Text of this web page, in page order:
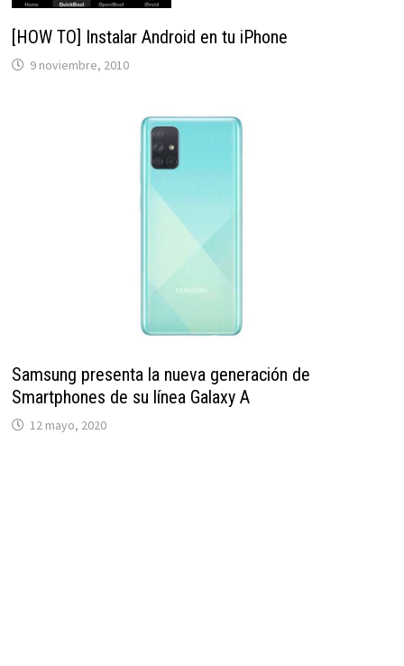
[HOW TO] Instalar Android en tu iPhone
9 noviembre, 2010
Samsung presenta la nueva generación de
Smartphones de su línea Galaxy A
12 mayo, 2020